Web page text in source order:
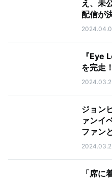
え、未
配信が
『Eye
を完走！
ジョン
ァンイ
ファン
「席に